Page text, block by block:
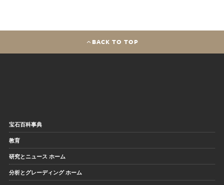
BACK TO TOP
宝石百科事典
教育
研究とニュース ホーム
分析とグレーディング ホーム